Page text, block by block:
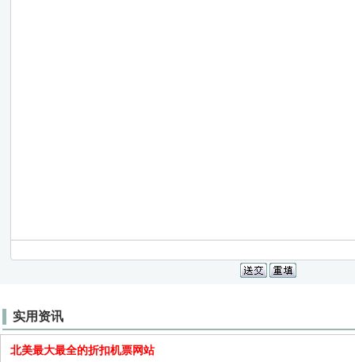
实用资讯
北美最大最全的折扣机票网站